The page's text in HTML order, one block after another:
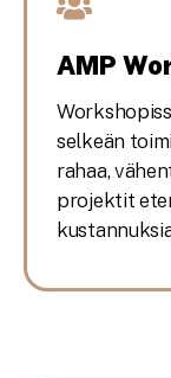
AMP
selkeän
rahaa,
projektit